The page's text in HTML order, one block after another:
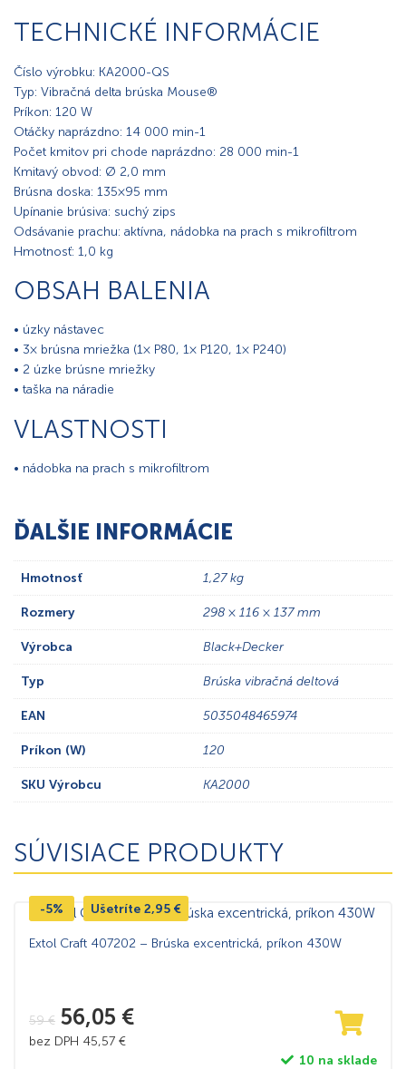
TECHNICKÉ INFORMÁCIE
Číslo výrobku: KA2000-QS
Typ: Vibračná delta brúska Mouse®
Príkon: 120 W
Otáčky naprázdno: 14 000 min-1
Počet kmitov pri chode naprázdno: 28 000 min-1
Kmitavý obvod: Ø 2,0 mm
Brúsna doska: 135 × 95 mm
Upínanie brúsiva: suchý zips
Odsávanie prachu: aktívna, nádobka na prach s mikrofiltrom
Hmotnosť: 1,0 kg
OBSAH BALENIA
• úzky nástavec
• 3× brúsna mriežka (1× P80, 1× P120, 1× P240)
• 2 úzke brúsne mriežky
• taška na náradie
VLASTNOSTI
• nádobka na prach s mikrofiltrom
ĎALŠIE INFORMÁCIE
Hmotnosť 1,27 kg
Rozmery 298 × 116 × 137 mm
Výrobca Black+Decker
Typ Brúska vibračná deltová
EAN 5035048465974
Príkon (W) 120
SKU Výrobcu KA2000
SÚVISIACE PRODUKTY
-5% Ušetríte 2,95 €
Extol Craft 407202 – Brúska excentrická, príkon 430W
59€ 56,05 €
bez DPH 45,57 €
10 na sklade